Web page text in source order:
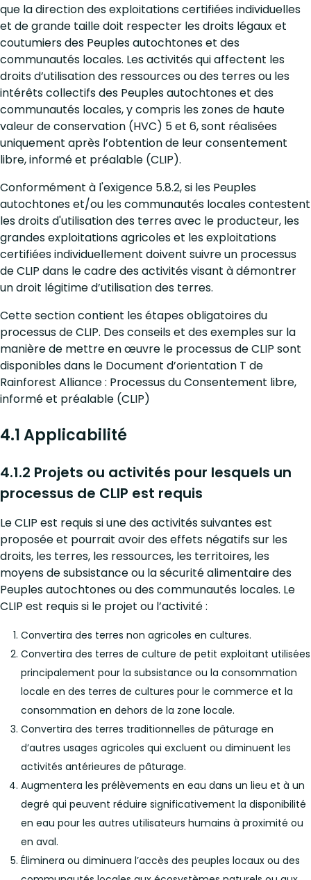
que la direction des exploitations certifiées individuelles
et de grande taille doit respecter les droits légaux et
coutumiers des Peuples autochtones et des
communautés locales. Les activités qui affectent les
droits d’utilisation des ressources ou des terres ou les
intérêts collectifs des Peuples autochtones et des
communautés locales, y compris les zones de haute
valeur de conservation (HVC) 5 et 6, sont réalisées
uniquement après l’obtention de leur consentement
libre, informé et préalable (CLIP).
Conformément à l'exigence 5.8.2, si les Peuples
autochtones et/ou les communautés locales contestent
les droits d'utilisation des terres avec le producteur, les
grandes exploitations agricoles et les exploitations
certifiées individuellement doivent suivre un processus
de CLIP dans le cadre des activités visant à démontrer
un droit légitime d’utilisation des terres.
Cette section contient les étapes obligatoires du
processus de CLIP. Des conseils et des exemples sur la
manière de mettre en œuvre le processus de CLIP sont
disponibles dans le Document d’orientation T de
Rainforest Alliance : Processus du Consentement libre,
informé et préalable (CLIP)
4.1 Applicabilité
4.1.2 Projets ou activités pour lesquels un
processus de CLIP est requis
Le CLIP est requis si une des activités suivantes est
proposée et pourrait avoir des effets négatifs sur les
droits, les terres, les ressources, les territoires, les
moyens de subsistance ou la sécurité alimentaire des
Peuples autochtones ou des communautés locales. Le
CLIP est requis si le projet ou l’activité :
Convertira des terres non agricoles en cultures.
Convertira des terres de culture de petit exploitant utilisées
principalement pour la subsistance ou la consommation
locale en des terres de cultures pour le commerce et la
consommation en dehors de la zone locale.
Convertira des terres traditionnelles de pâturage en
d’autres usages agricoles qui excluent ou diminuent les
activités antérieures de pâturage.
Augmentera les prélèvements en eau dans un lieu et à un
degré qui peuvent réduire significativement la disponibilité
en eau pour les autres utilisateurs humains à proximité ou
en aval.
Éliminera ou diminuera l’accès des peuples locaux ou des